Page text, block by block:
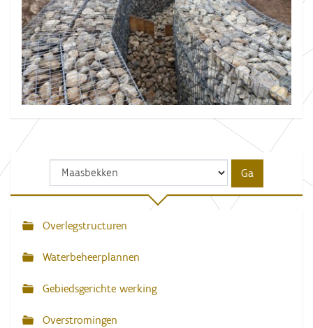
N
a
i
g
Overlegstructuren
Waterbeheerplannen
Gebiedsgerichte werking
Overstromingen